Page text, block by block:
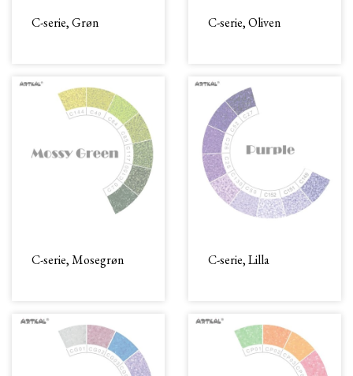
C-serie, Grøn C-serie, Oliven
C-serie, Mosegrøn C-serie, Lilla